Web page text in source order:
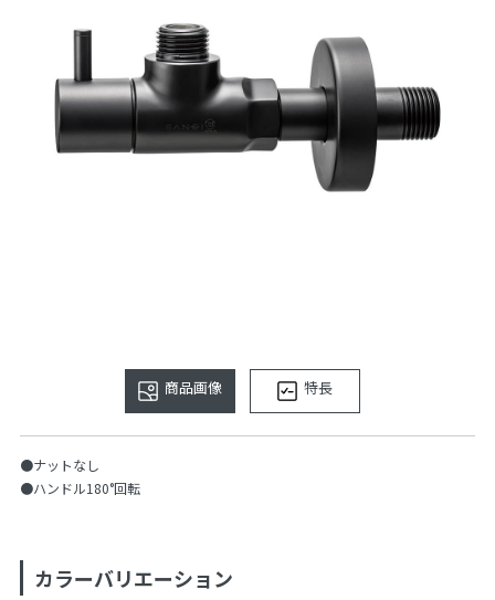
商品画像 特長
●ナットなし
●ハンドル180°回転
カラーバリエーション